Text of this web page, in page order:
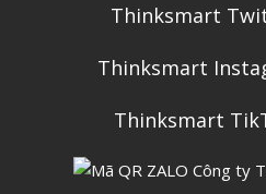
Thinksmart
Thinksmart
Thinksmart